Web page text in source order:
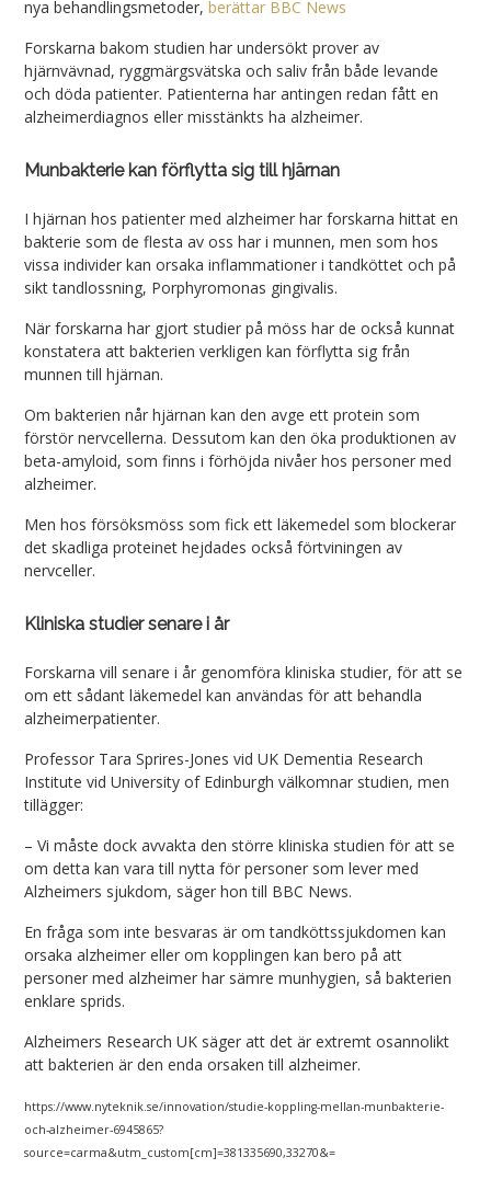
nya behandlingsmetoder,berättar BBC News
Forskarna bakom studien har undersökt prover av
hjärnvävnad, ryggmärgsvätska och saliv från både levande
och döda patienter. Patienterna har antingen redan fått en
alzheimerdiagnos eller misstänkts ha alzheimer.
Munbakterie kan förflytta sig till hjärnan
I hjärnan hos patienter med alzheimer har forskarna hittat en
bakterie som de flesta av oss har i munnen, men som hos
vissa individer kan orsaka inflammationer i tandköttet och på
sikt tandlossning, Porphyromonas gingivalis.
När forskarna har gjort studier på möss har de också kunnat
konstatera att bakterien verkligen kan förflytta sig från
munnen till hjärnan.
Om bakterien når hjärnan kan den avge ett protein som
förstör nervcellerna. Dessutom kan den öka produktionen av
beta-amyloid, som finns i förhöjda nivåer hos personer med
alzheimer.
Men hos försöksmöss som fick ett läkemedel som blockerar
det skadliga proteinet hejdades också förtviningen av
nervceller.
Kliniska studier senare i år
Forskarna vill senare i år genomföra kliniska studier, för att se
om ett sådant läkemedel kan användas för att behandla
alzheimerpatienter.
Professor Tara Sprires-Jones vid UK Dementia Research
Institute vid University of Edinburgh välkomnar studien, men
tillägger:
– Vi måste dock avvakta den större kliniska studien för att se
om detta kan vara till nytta för personer som lever med
Alzheimers sjukdom, säger hon till BBC News.
En fråga som inte besvaras är om tandköttssjukdomen kan
orsaka alzheimer eller om kopplingen kan bero på att
personer med alzheimer har sämre munhygien, så bakterien
enklare sprids.
Alzheimers Research UK säger att det är extremt osannolikt
att bakterien är den enda orsaken till alzheimer.
https://www.nyteknik.se/innovation/studie-koppling-mellan-munbakterie-
och-alzheimer-6945865?
source=carma&utm_custom[cm]=381335690,33270&=